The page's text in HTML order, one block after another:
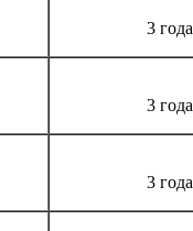
3 года
3 года
3 года